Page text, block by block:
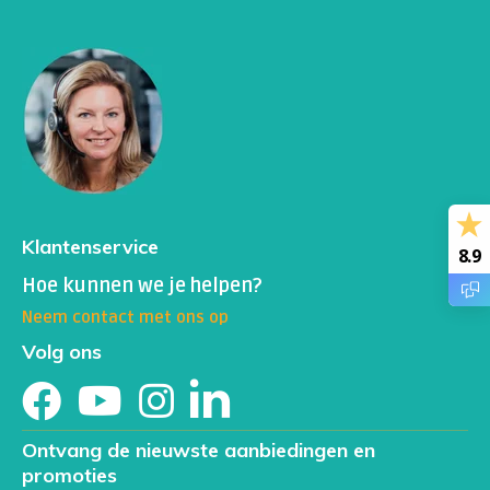
Gewichtsverlies (verlies van eetlust, verlies van
smaak/reuk)
Afasie (problemen met spreken, verkeerde woorden
gebruiken, niet op het juiste woord kunnen komen, met
'dubbele tong' praten en 'toetsenbord-afasie')
Bloedarmoede (flauwvallen, droge huid, jeuk, bleekheid,
geelverkleuring huid en oogwit, hyperpigmentatie,
hypotensie)
Problemen met de ogen (optische neuropathie, wazig
zien, gezichtsvelduitval)
Gehoorproblemen (oorsuizen, vervormd geluid)
Haaruitval,brokkelige nagels
Hypertone blaas (plas niet op kunnen houden)
Hoofdpijn/migraine/toevallen
Infecties (een verhoogde kans op vaginale- en
urineweginfecties)
Menstruatieproblemen (onregelmatig, soms
Klantenservice
Hoe kunnen we je helpen?
Neem contact met ons op
Volg ons
Ontvang de nieuwste aanbiedingen en
promoties
8.9